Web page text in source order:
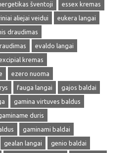
šventoji
essex kremas
aliejai veidui
eukera langai
draudimas
evaldo langai
kremas
ezero nuoma
fauga langai
gajos baldai
gamina virtuves baldus
duris
gaminami baldai
gealan langai
genio baldai